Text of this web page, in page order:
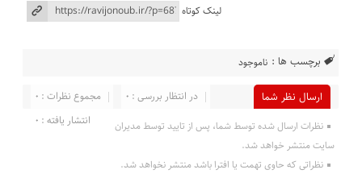
لینک کوتاه
برچسب ها : ناموجود
ارسال نظر شما مجموع نظرات : 0
در انتظار بررسی : 0
انتشار یافته : 0
نظرات ارسال شده توسط شما، پس از تایید توسط مدیران
سایت منتشر خواهد شد.
نظراتی که حاوی تهمت یا افترا باشد منتشر نخواهد شد.